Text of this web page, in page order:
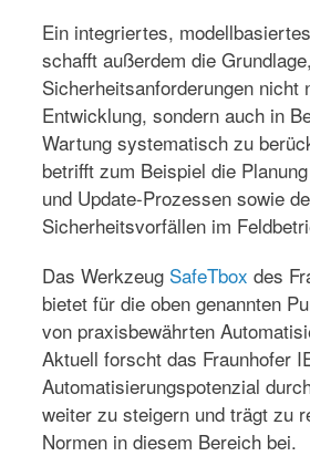
Ein integriertes,
schafft außerdem die Grundlage,
Sicherheitsanforderungen nicht
Entwicklung, sondern auch in
Wartung systematisch zu
betrifft zum Beispiel die
und Update-Prozessen sowie
Sicherheitsvorfällen im
Das Werkzeug SafeTbox des
bietet für die oben genannten
von praxisbewährten
Aktuell forscht das Fraunhofer
Automatisierungspotenzial
weiter zu steigern und trägt zu
Normen in diesem Bereich bei.